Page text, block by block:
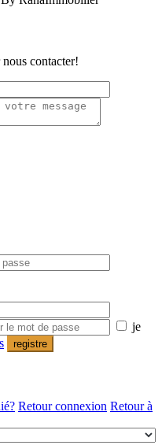
contacter!
je
registre
Retour connexion Retour à